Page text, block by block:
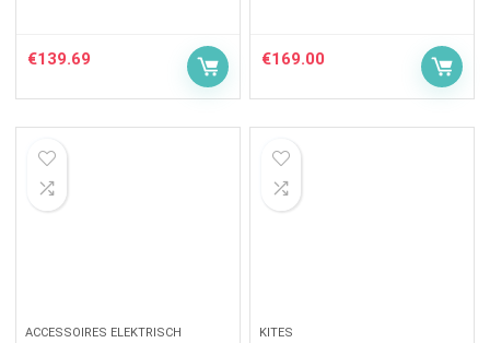
€139.69 €169.00
ACCESSOIRES ELEKTRISCH
KITES